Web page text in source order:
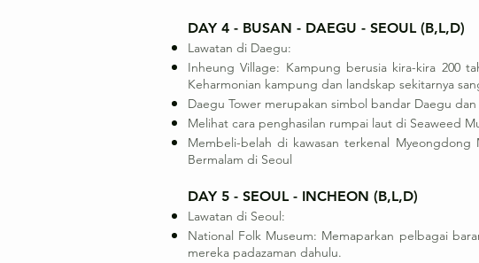
DAY 4 - BUSAN - DAEGU - SEOUL (B,L,D)
Lawatan di Daegu:
Inheung Village: Kampung berusia kira-kira 200
Keharmonian kampung dan landskap sekitarnya
Daegu Tower merupakan simbol bandar Daegu
Melihat cara penghasilan rumpai laut di Seaweed
Membeli-belah di kawasan terkenal
Bermalam di Seoul
DAY 5 - SEOUL - INCHEON (B,L,D)
Lawatan di Seoul:
National Folk Museum: Memaparkan pelbagai
mereka padazaman dahulu.